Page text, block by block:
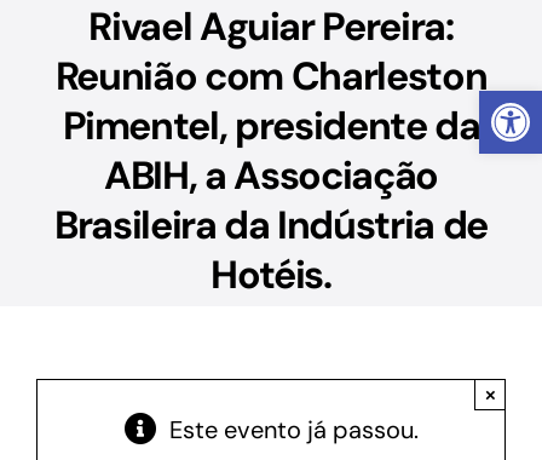
Abrir
Institucional
Atendimento
Rivael Aguiar Pereira:
Reunião com Charleston
Pimentel, presidente da
ABIH, a Associação
Brasileira da Indústria de
Hotéis.
Este evento já passou.
×